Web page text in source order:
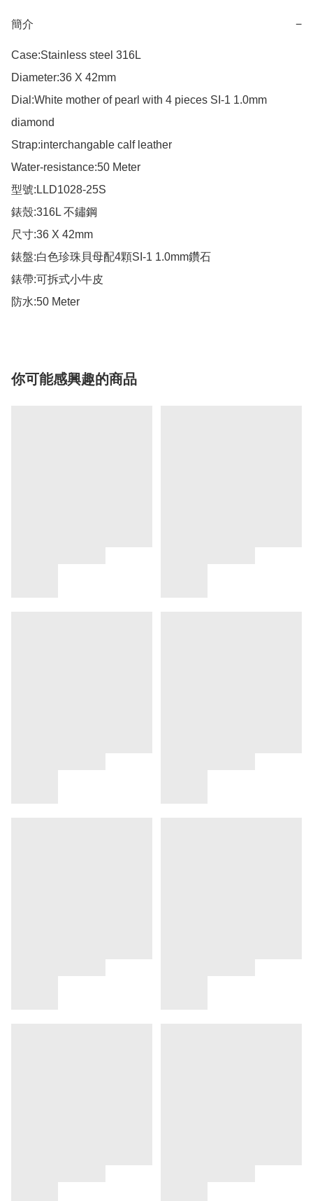
簡介 −
Case:Stainless steel 316L
Diameter:36 X 42mm
Dial:White mother of pearl with 4 pieces SI-1 1.0mm
diamond
Strap:interchangable calf leather
Water-resistance:50 Meter
型號:LLD1028-25S
錶殼:316L 不鏽鋼
尺寸:36 X 42mm
錶盤:白色珍珠貝母配4顆SI-1 1.0mm鑽石
錶帶:可拆式小牛皮
防水:50 Meter
你可能感興趣的商品